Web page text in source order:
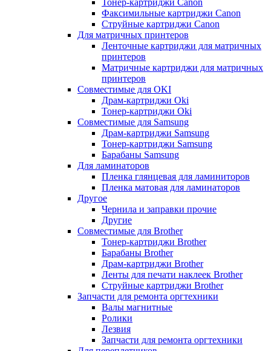
Тонер-картриджи Canon
Факсимильные картриджи Canon
Струйные картриджи Canon
Для матричных принтеров
Ленточные картриджи для матричных
принтеров
Матричные картриджи для матричных
принтеров
Совместимые для OKI
Драм-картриджи Oki
Тонер-картриджи Oki
Совместимые для Samsung
Драм-картриджи Samsung
Тонер-картриджи Samsung
Барабаны Samsung
Для ламинаторов
Пленка глянцевая для ламиниторов
Пленка матовая для ламинаторов
Другое
Чернила и заправки прочие
Другие
Совместимые для Brother
Тонер-картриджи Brother
Барабаны Brother
Драм-картриджи Brother
Ленты для печати наклеек Brother
Струйные картриджи Brother
Запчасти для ремонта оргтехники
Валы магнитные
Ролики
Лезвия
Запчасти для ремонта оргтехники